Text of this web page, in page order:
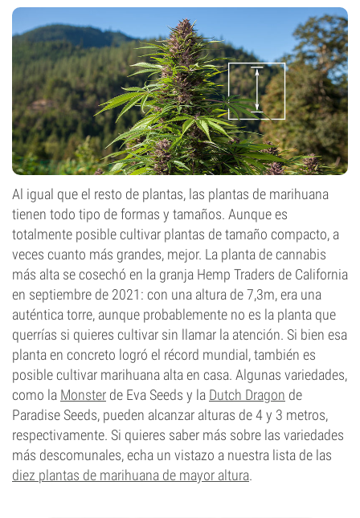
Al igual que el resto de plantas, las plantas de marihuana
tienen todo tipo de formas y tamaños. Aunque es
totalmente posible cultivar plantas de tamaño compacto, a
veces cuanto más grandes, mejor. La planta de cannabis
más alta se cosechó en la granja Hemp Traders de California
en septiembre de 2021: con una altura de 7,3m, era una
auténtica torre, aunque probablemente no es la planta que
querrías si quieres cultivar sin llamar la atención. Si bien esa
planta en concreto logró el récord mundial, también es
posible cultivar marihuana alta en casa. Algunas variedades,
como la Monster de Eva Seeds y la Dutch Dragon de
Paradise Seeds, pueden alcanzar alturas de 4 y 3 metros,
respectivamente. Si quieres saber más sobre las variedades
más descomunales, echa un vistazo a nuestra lista de las
diez plantas de marihuana de mayor altura.